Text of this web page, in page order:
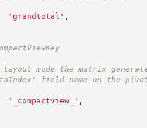
' grandtotal ' ,
mode the matrix
field name on the pivot
' _compactview_ ' ,